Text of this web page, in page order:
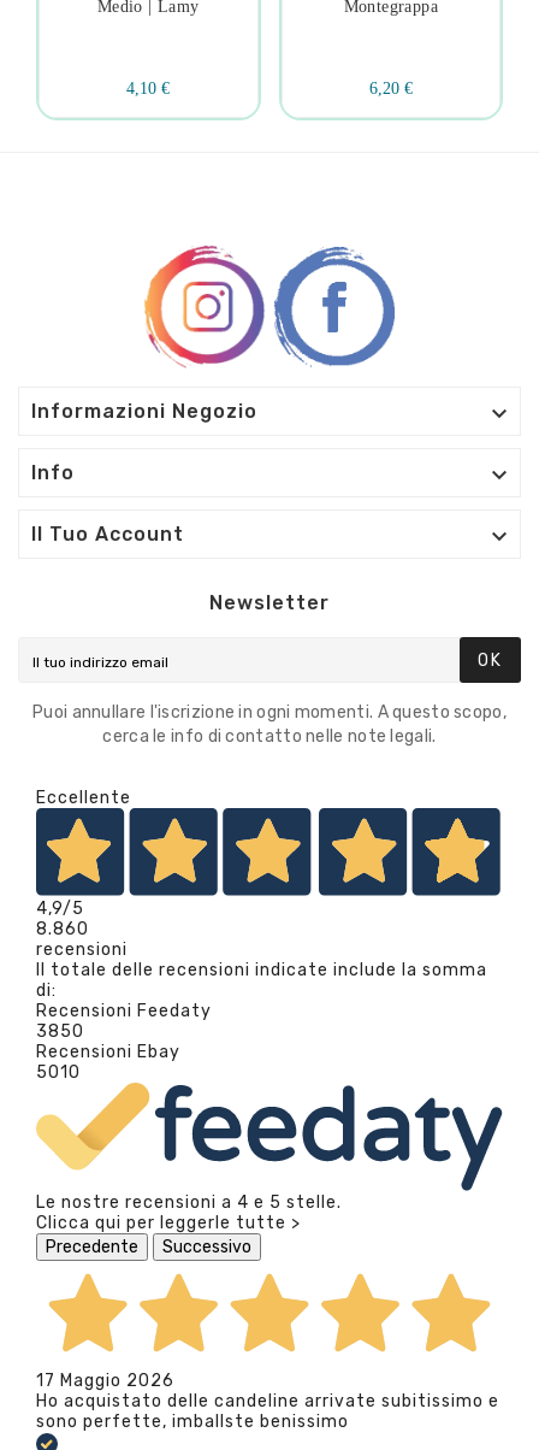
Medio | Lamy
4,10 €
Montegrappa
6,20 €
Informazioni Negozio 
Info 
Il Tuo Account 
Newsletter
OK
Puoi annullare l'iscrizione in ogni momenti. A questo scopo,
cerca le info di contatto nelle note legali.
Eccellente
4,9/5
8.860
recensioni
Il totale delle recensioni indicate include la somma
di:
Recensioni Feedaty
3850
Recensioni Ebay
5010
Le nostre recensioni a 4 e 5 stelle.
Clicca qui per leggerle tutte >
Precedente
Successivo
17 Maggio 2026
Ho acquistato delle candeline arrivate subitissimo e
sono perfette, imballste benissimo